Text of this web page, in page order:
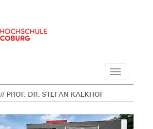
Navigation
// PROF. DR. STEFAN KALKHOF